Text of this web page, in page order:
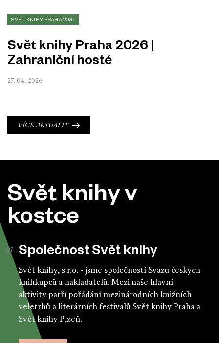
SVĚT KNIHY PRAHA 2026
Svět knihy Praha 2026 |
Zahraniční hosté
27. 04. 2026
VÍCE AKTUALIT
Svět knihy v
kostce
Společnost Svět knihy
Svět knihy, s.r.o. - jsme společností Svazu českých
knihkupců a nakladatelů. Mezi naše hlavní
aktivity patří pořádání mezinárodních knižních
veletrhů a literárních festivalů Svět knihy Praha a
Svět knihy Plzeň.